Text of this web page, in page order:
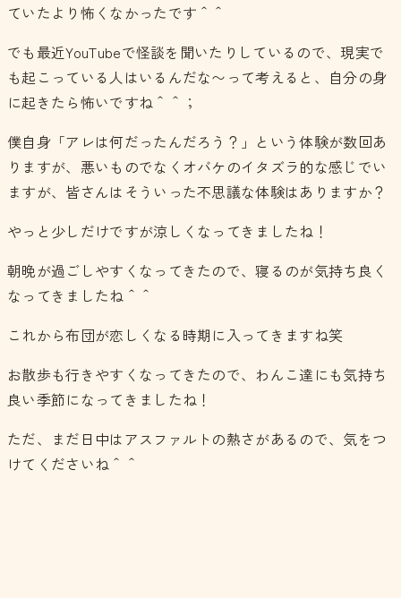
ていたより怖くなかったです＾＾
でも最近YouTubeで怪談を聞いたりしているので、現実で
も起こっている人はいるんだな〜って考えると、自分の身
に起きたら怖いですね＾＾；
僕自身「アレは何だったんだろう？」という体験が数回あ
りますが、悪いものでなくオバケのイタズラ的な感じでい
ますが、皆さんはそういった不思議な体験はありますか？
やっと少しだけですが涼しくなってきましたね！
朝晩が過ごしやすくなってきたので、寝るのが気持ち良く
なってきましたね＾＾
これから布団が恋しくなる時期に入ってきますね笑
お散歩も行きやすくなってきたので、わんこ達にも気持ち
良い季節になってきましたね！
ただ、まだ日中はアスファルトの熱さがあるので、気をつ
けてくださいね＾＾